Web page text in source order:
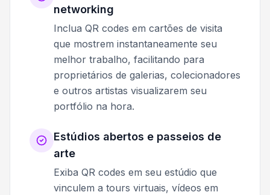
networking
Inclua QR codes em cartões de visita
que mostrem instantaneamente seu
melhor trabalho, facilitando para
proprietários de galerias, colecionadores
e outros artistas visualizarem seu
portfólio na hora.
Estúdios abertos e passeios de
arte
Exiba QR codes em seu estúdio que
vinculem a tours virtuais, vídeos em